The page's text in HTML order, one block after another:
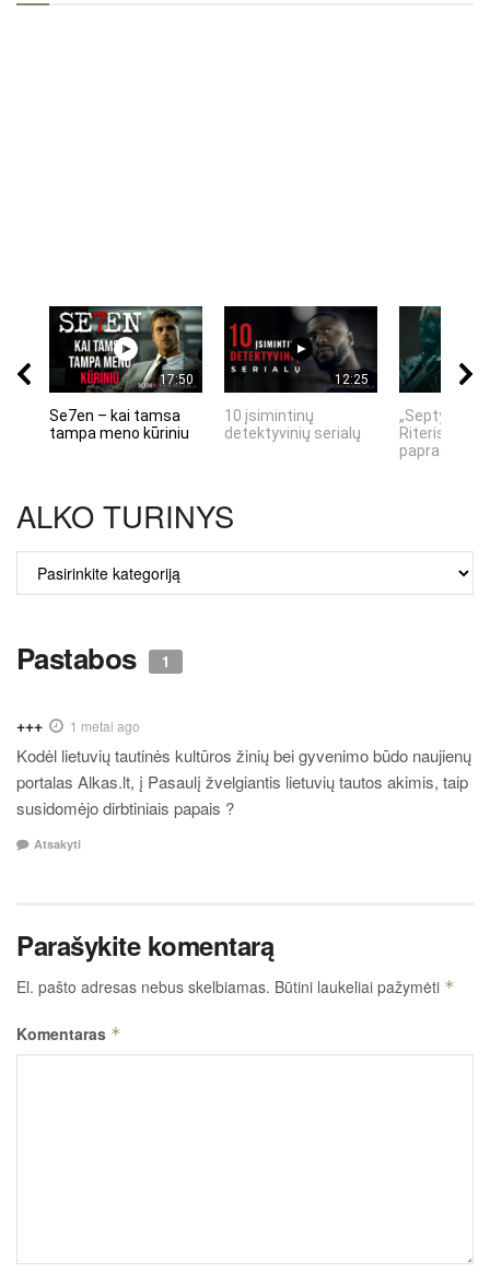
17:50
Se7en – kai tamsa
tampa meno kūriniu
12:25
10 įsimintinų
detektyvinių serialų
„Septynių
Riteris" – kai
ALKO TURINYS
TURINYS
Pastabos 1
+++ 1 metai ago
Kodėl lietuvių tautinės kultūros žinių bei gyvenimo būdo naujienų
portalas Alkas.lt, į Pasaulį žvelgiantis lietuvių tautos akimis, taip
susidomėjo dirbtiniais papais ?
Atsakyti
Parašykite komentarą
El. pašto adresas nebus skelbiamas. Būtini laukeliai pažymėti *
Komentaras *